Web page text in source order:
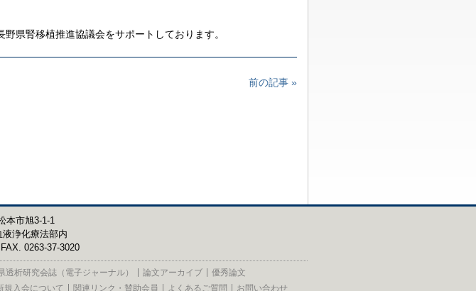
県腎移植推進協議会をサポートしております。
前の記事 »
本市旭3-1-1
浄化療法部内
0263-37-3020
透析研究会誌（電子ジャーナル） 論文アーカイブ
優秀論文
規入会について 関連リンク・賛助会員 よくあるご質問 お問い合わせ